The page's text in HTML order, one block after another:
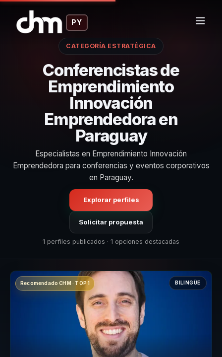
PY
CATEGORÍA ESTRATÉGICA
Conferencistas de
Emprendimiento
Innovación
Emprendedora en
Paraguay
Especialistas en Emprendimiento Innovación
Emprendedora para conferencias y eventos corporativos
en Paraguay.
Explorar perfiles
Solicitar propuesta
1 perfiles publicados · 1 opciones destacadas
Recomendado CHM · TOP 1 BILINGÜE